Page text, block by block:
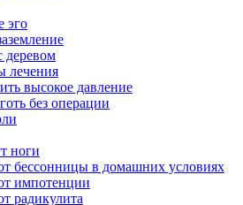
эго
деревом
лечения
высокое давление
без операции
ноги
бессонницы в домашних условиях
импотенции
радикулита